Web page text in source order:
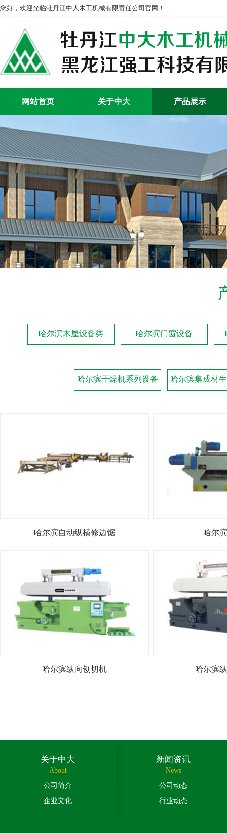
您好，欢迎光临牡丹江中大木工机械有限责任公司官网！
网站首页 关于中大 产品展示
哈尔滨木屋设备类 哈尔滨门窗设备
哈尔滨干燥机系列设备 哈尔滨集成材
哈尔滨自动纵横修边锯 哈尔
哈尔滨纵向刨切机 哈尔滨
关于中大
About
公司简介
企业文化
新闻资讯
News
公司动态
行业动态